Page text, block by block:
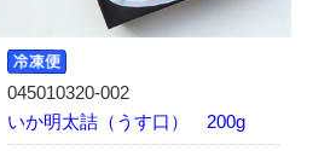
045010320-002
いか明太詰（うす口） 200g